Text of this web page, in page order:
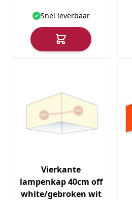
Snel leverbaar
Vierkante
lampenkap 40cm off
white/gebroken wit